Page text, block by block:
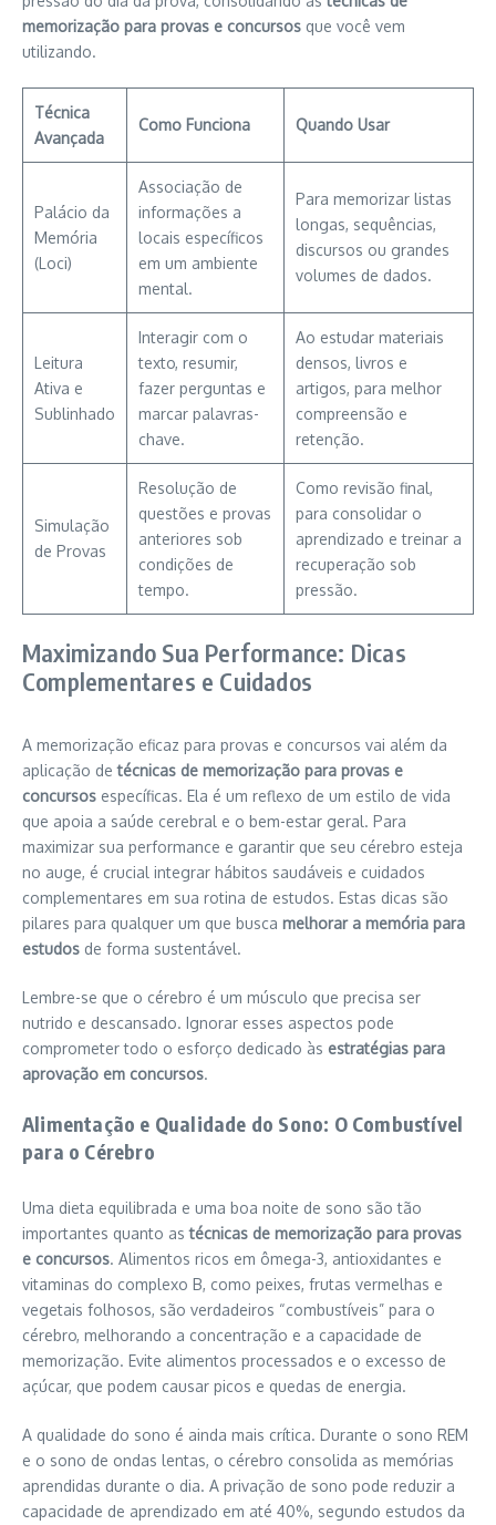
memorização para provas e concursos que você vem
utilizando.
Técnica
Avançada
Como Funciona Quando Usar
Palácio da
Memória
(Loci)
Associação de
informações a
locais específicos
em um ambiente
mental.
Para memorizar listas
longas, sequências,
discursos ou grandes
volumes de dados.
Leitura
Ativa e
Sublinhado
Interagir com o
texto, resumir,
fazer perguntas e
marcar palavras-
chave.
Ao estudar materiais
densos, livros e
artigos, para melhor
compreensão e
retenção.
Simulação
de Provas
Resolução de
questões e provas
anteriores sob
condições de
tempo.
Como revisão final,
para consolidar o
aprendizado e treinar a
recuperação sob
pressão.
Maximizando Sua Performance: Dicas
Complementares e Cuidados
A memorização eficaz para provas e concursos vai além da
aplicação detécnicas de memorização para provas e
concursos específicas. Ela é um reflexo de um estilo de vida
que apoia a saúde cerebral e o bem-estar geral. Para
maximizar sua performance e garantir que seu cérebro esteja
no auge, é crucial integrar hábitos saudáveis e cuidados
complementares em sua rotina de estudos. Estas dicas são
pilares para qualquer um que busca melhorar a memória para
estudos de forma sustentável.
Lembre-se que o cérebro é um músculo que precisa ser
nutrido e descansado. Ignorar esses aspectos pode
comprometer todo o esforço dedicado às estratégias para
aprovação em concursos.
Alimentação e Qualidade do Sono: O Combustível
para o Cérebro
Uma dieta equilibrada e uma boa noite de sono são tão
importantes quanto astécnicas de memorização para provas
e concursos. Alimentos ricos em ômega-3, antioxidantes e
vitaminas do complexo B, como peixes, frutas vermelhas e
vegetais folhosos, são verdadeiros “combustíveis” para o
cérebro, melhorando a concentração e a capacidade de
memorização. Evite alimentos processados e o excesso de
açúcar, que podem causar picos e quedas de energia.
A qualidade do sono é ainda mais crítica. Durante o sono REM
e o sono de ondas lentas, o cérebro consolida as memórias
aprendidas durante o dia. A privação de sono pode reduzir a
capacidade de aprendizado em até 40%, segundo estudos da